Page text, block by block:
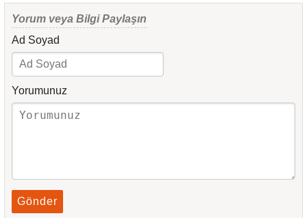
Yorum veya Bilgi Paylaşın
Ad Soyad
Yorumunuz
Gönder